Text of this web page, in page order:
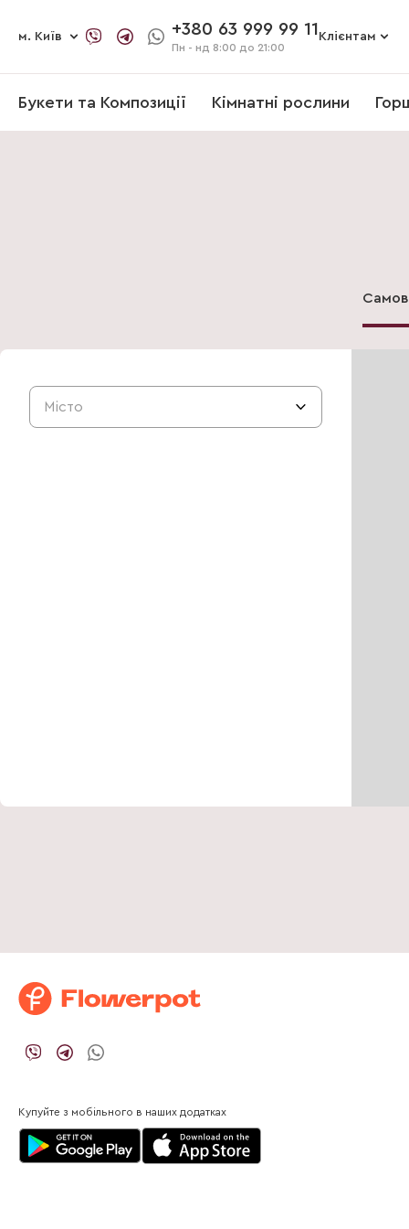
м. Київ +380 63 999 99 11
Пн - нд 8:00 до 21:00
Клієнтам
Букети та Композиції Кімнатні рослини
Місто
Купуйте з мобільного в наших додатках